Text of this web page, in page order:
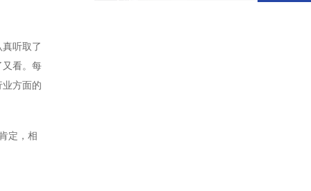
听取了
又看。每
方面的
定，相